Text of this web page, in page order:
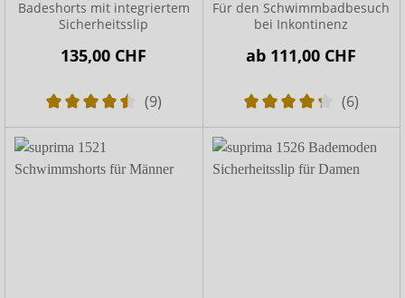
Badeshorts mit integriertem
Sicherheitsslip
135,00 CHF
(9)
Für den Schwimmbadbesuch
bei Inkontinenz
ab 111,00 CHF
(6)